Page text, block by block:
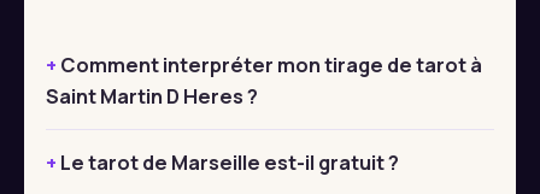
Comment interpréter mon tirage de tarot à
Saint Martin D Heres ?
Le tarot de Marseille est-il gratuit ?